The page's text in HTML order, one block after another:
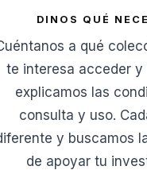
DINOS QUÉ
a qué
te interesa acceder y
explicamos las
consulta y uso.
y buscamos
de apoyar tu